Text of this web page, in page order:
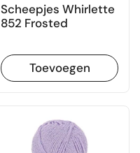
Scheepjes Whirlette
852 Frosted
Toevoegen